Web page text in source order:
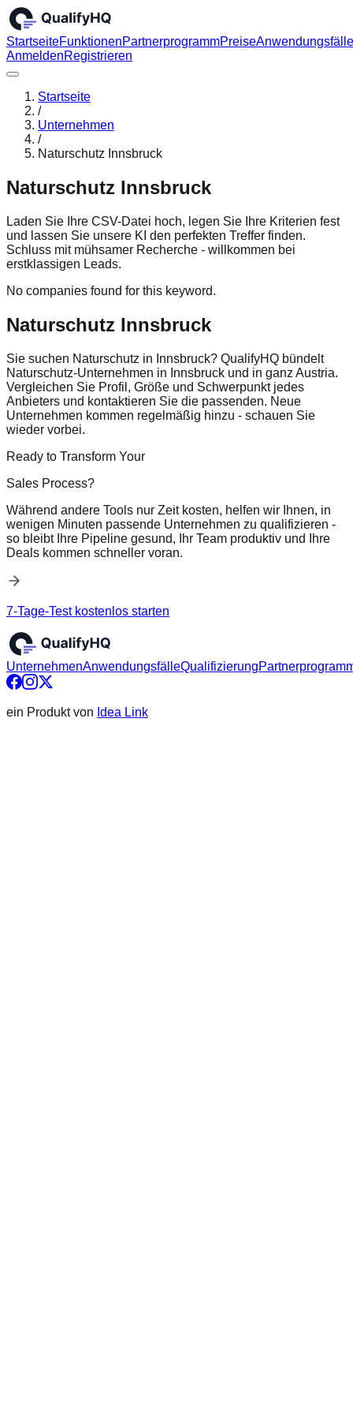
StartseiteFunktionenPartnerprogrammPreiseAnwendungsfälle
AnmeldenRegistrieren
Startseite
/
Unternehmen
/
Naturschutz Innsbruck
Naturschutz Innsbruck
Laden Sie Ihre CSV-Datei hoch, legen Sie Ihre Kriterien fest
und lassen Sie unsere KI den perfekten Treffer finden.
Schluss mit mühsamer Recherche - willkommen bei
erstklassigen Leads.
No companies found for this keyword.
Naturschutz Innsbruck
Sie suchen Naturschutz in Innsbruck? QualifyHQ bündelt
Naturschutz-Unternehmen in Innsbruck und in ganz Austria.
Vergleichen Sie Profil, Größe und Schwerpunkt jedes
Anbieters und kontaktieren Sie die passenden. Neue
Unternehmen kommen regelmäßig hinzu - schauen Sie
wieder vorbei.
Ready to Transform Your
Sales Process?
Während andere Tools nur Zeit kosten, helfen wir Ihnen, in
wenigen Minuten passende Unternehmen zu qualifizieren -
so bleibt Ihre Pipeline gesund, Ihr Team produktiv und Ihre
Deals kommen schneller voran.
7-Tage-Test kostenlos starten
UnternehmenAnwendungsfälleQualifizierung
ein Produkt von Idea Link